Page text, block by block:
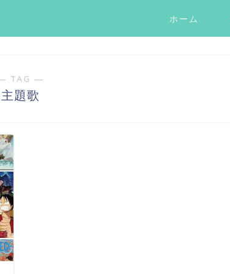
ホーム
TAG ―
主題歌